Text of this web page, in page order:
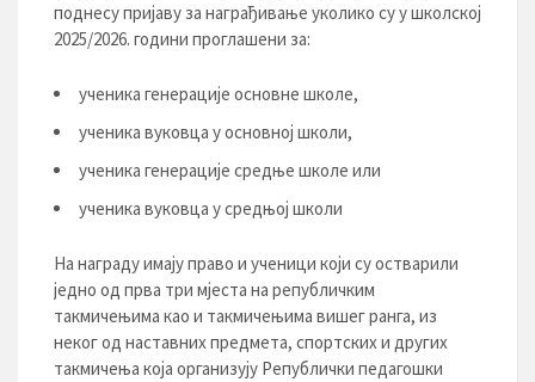
поднесу пријаву за награђивање уколико су у школској
2025/2026. години проглашени за:
ученика генерације основне школе,
ученика вуковца у основној школи,
ученика генерације средње школе или
ученика вуковца у средњој школи
На награду имају право и ученици који су остварили
једно од прва три мјеста на републичким
такмичењима као и такмичењима вишег ранга, из
неког од наставних предмета, спортских и других
такмичења која организују Републички педагошки